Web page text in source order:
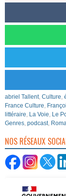
abriel Tallent, Culture,
France Culture,
littéraire, La Voie, Le
Genres, podcast,
NOS RÉSEAUX